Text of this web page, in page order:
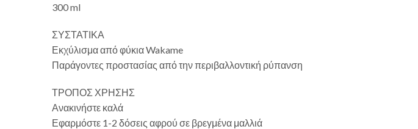
300 ml
ΣΥΣΤΑΤΙΚΑ
Εκχύλισμα από φύκια Wakame
Παράγοντες προστασίας από την περιβαλλοντική ρύπανση
ΤΡΟΠΟΣ ΧΡΗΣΗΣ
Ανακινήστε καλά
Εφαρμόστε 1-2 δόσεις αφρού σε βρεγμένα μαλλιά